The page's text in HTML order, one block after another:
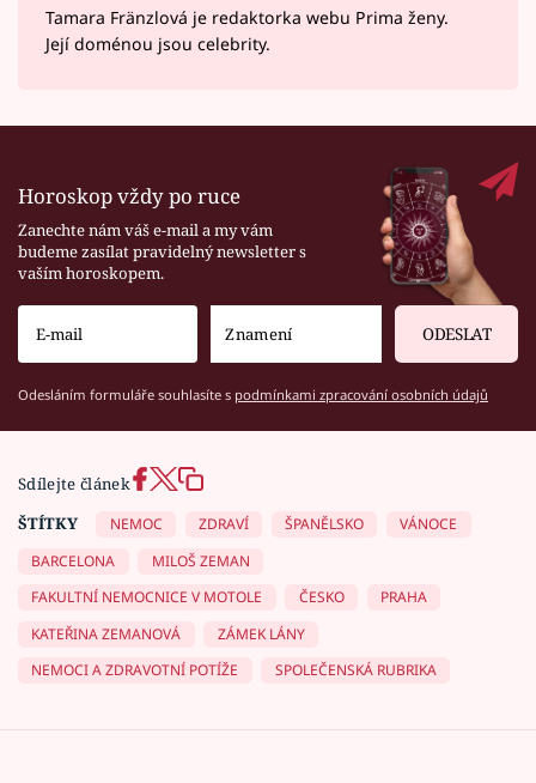
Tamara Fränzlová je redaktorka webu Prima ženy.
Její doménou jsou celebrity.
Horoskop vždy po ruce
Zanechte nám váš e-mail a my vám
budeme zasílat pravidelný newsletter s
vaším horoskopem.
ODESLAT
Odesláním formuláře souhlasíte s podmínkami zpracování osobních údajů
Sdílejte článek
ŠTÍTKY
NEMOC ZDRAVÍ ŠPANĚLSKO
VÁNOCE
BARCELONA
MILOŠ ZEMAN
FAKULTNÍ NEMOCNICE V MOTOLE
ČESKO
PRAHA
KATEŘINA ZEMANOVÁ
ZÁMEK LÁNY
NEMOCI A ZDRAVOTNÍ POTÍŽE
SPOLEČENSKÁ RUBRIKA